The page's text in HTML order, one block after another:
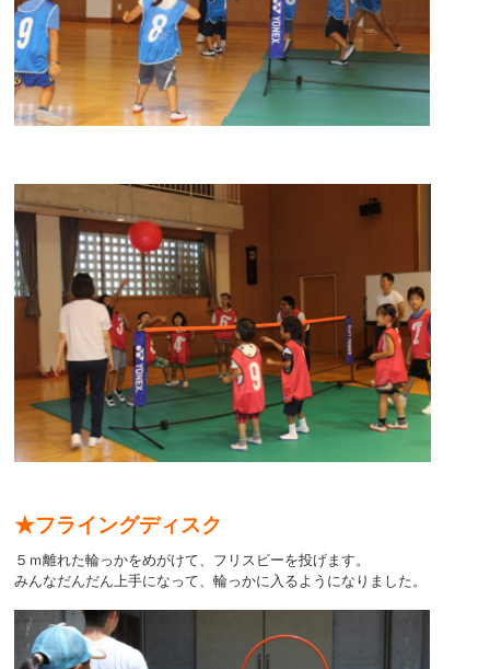
★フライングディスク
５ｍ離れた輪っかをめがけて、フリスビーを投げます。
みんなだんだん上手になって、輪っかに入るようになりました。